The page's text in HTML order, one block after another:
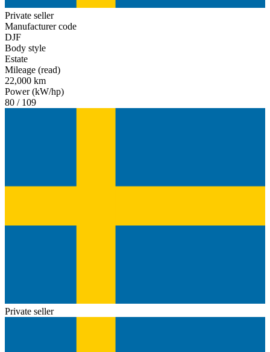
Private seller
Manufacturer code
DJF
Body style
Estate
Mileage (read)
22,000 km
Power (kW/hp)
80 / 109
Private seller